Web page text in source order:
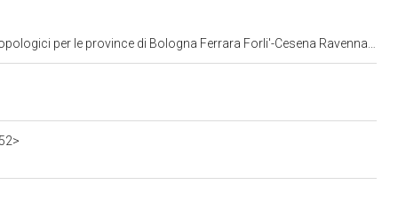
per le province di Bologna Ferrara Forli'-Cesena Ravenna e Rimini